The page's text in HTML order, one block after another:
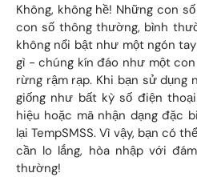
Không, không hề! Những con
con số thông thường, bình
không nổi bật như một ngón
gì - chúng kín đáo như một
rừng rậm rạp. Khi bạn sử dụng
giống như bất kỳ số điện
hiệu hoặc mã nhận dạng đặc
lại TempSMSS. Vì vậy, bạn có
cần lo lắng, hòa nhập với
thường!